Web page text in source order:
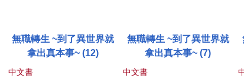
無職轉生 ~到了異世界就
拿出真本事~ (12)
中文書
無職轉生 ~到了異世界就
拿出真本事~ (7)
中文書